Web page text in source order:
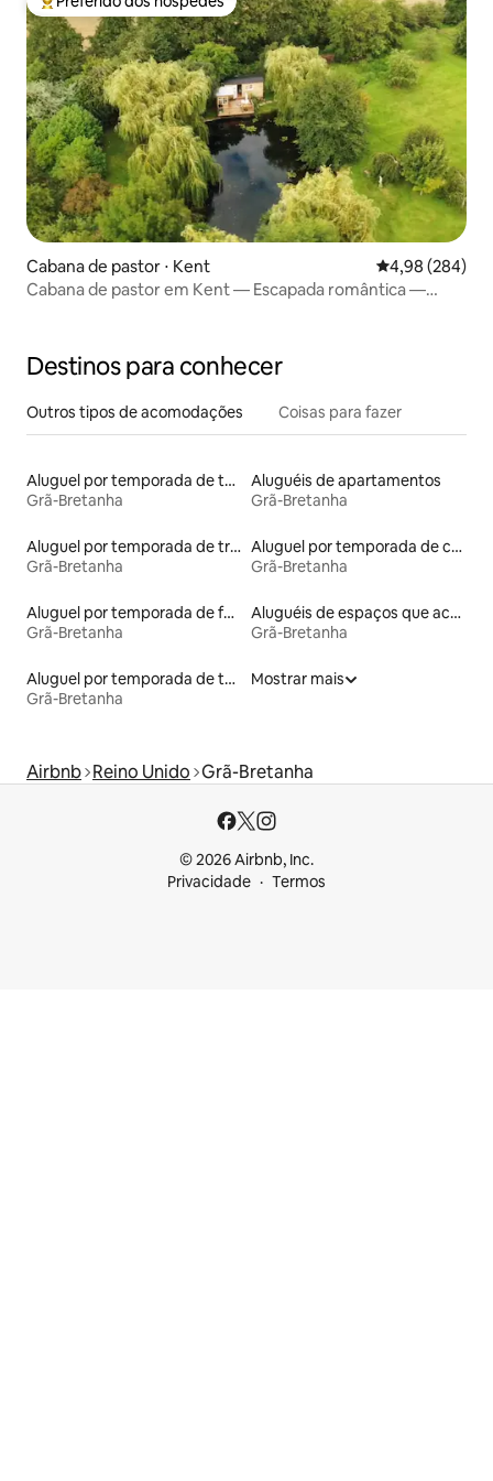
Entre os melhores preferidos dos hóspedes
Cabana de pastor ⋅ Kent 4,98 de uma
4,98 (284)
Cabana de pastor em Kent — Escapada romântica —
Destinos para conhecer
Outros tipos de acomodações Coisas para fazer
Aluguel por temporada de tendas tipi
Grã-Bretanha
Aluguéis de apartamentos
Grã-Bretanha
Aluguel por temporada de trailers
Grã-Bretanha
Aluguel por temporada de cabanas de pastor
Grã-Bretanha
Aluguel por temporada de faróis
Grã-Bretanha
Aluguéis de espaços que aceitam animais de estimação
Grã-Bretanha
Aluguel por temporada de townhouses
Grã-Bretanha
Mostrar mais
Airbnb Reino Unido Grã-Bretanha
© 2026 Airbnb, Inc.
Privacidade
Termos